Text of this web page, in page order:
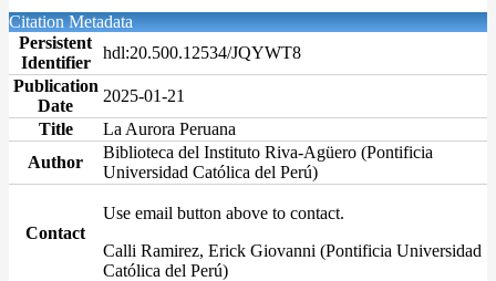
Citation Metadata
Persistent
Identifier
hdl:20.500.12534/JQYWT8
Publication
Date
2025-01-21
Title
La Aurora Peruana
Author
Biblioteca del Instituto Riva-Agüero (Pontificia
Universidad Católica del Perú)
Contact
Use email button above to contact.
Calli Ramirez, Erick Giovanni (Pontificia Universidad
Católica del Perú)